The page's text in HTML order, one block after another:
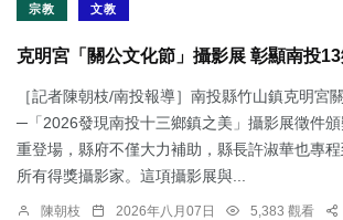
宗教 文教
克明宮「關公文化節」攝影展 彰顯南投
［記者陳朝枝/南投報導］南投縣竹山鎮克明宮
─「2026發現南投十三鄉鎮之美」攝影展徵件
重登場，縣府不僅大力補助，縣長許淑華也專
所有得獎攝影家。這項攝影展與...
陳朝枝 2026年八月07日 5,383 觀看